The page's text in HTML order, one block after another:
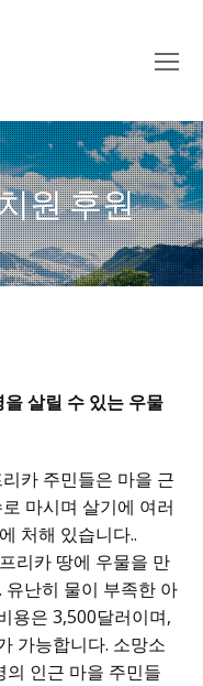
원 후원
살릴 수 있는 우물
카 주민들은 마을 근
마시며 살기에 여러
처해 있습니다..
리카 땅에 우물을 만
난히 물이 부족한 아
용은 3,500달러이며,
가능합니다. 소망소
인근 마을 주민들